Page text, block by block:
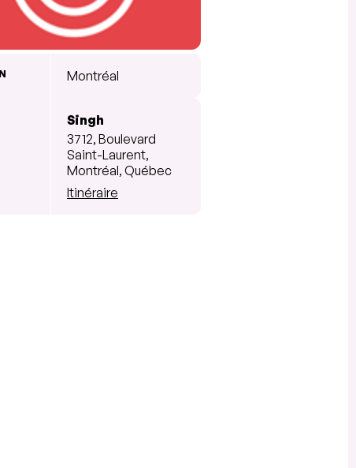
Montréal
Singh
3712, Boulevard
Saint-Laurent,
Montréal, Québec
Itinéraire